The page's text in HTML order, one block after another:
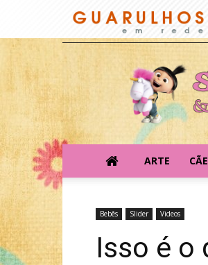
Sweet
&
Fluffy
ARTE
Bebês Slider Videos
Isso é o